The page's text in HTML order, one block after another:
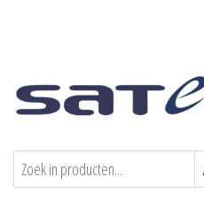
Welkom bij Satenne